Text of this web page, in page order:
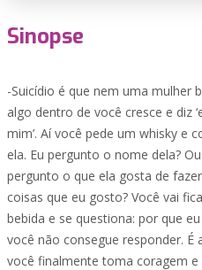
Sinopse
-Suicídio é que nem uma mulher
algo dentro de você cresce e diz
mim’. Aí você pede um whisky e
ela. Eu pergunto o nome dela?
pergunto o que ela gosta de
coisas que eu gosto? Você vai
bebida e se questiona: por que
você não consegue responder. É
você finalmente toma coragem